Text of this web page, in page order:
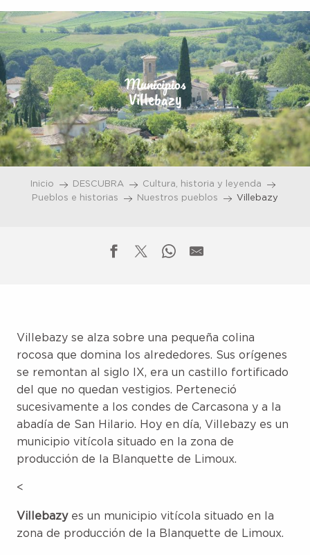
au
contenu
principal
Municipios
Villebazy
Inicio DESCUBRA
Cultura, historia y leyenda
Pueblos e historias
Nuestros pueblos Villebazy
Villebazy se alza sobre una pequeña colina
rocosa que domina los alrededores. Sus orígenes
se remontan al siglo IX, era un castillo fortificado
del que no quedan vestigios. Perteneció
sucesivamente a los condes de Carcasona y a la
abadía de San Hilario. Hoy en día, Villebazy es un
municipio vitícola situado en la zona de
producción de la Blanquette de Limoux.
<
Villebazyes un municipio vitícola situado en la
zona de producción de la Blanquette de Limoux.